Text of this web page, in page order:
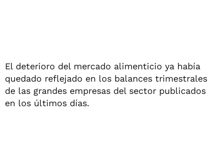
El deterioro del mercado alimenticio ya había
quedado reflejado en los balances trimestrales
de las grandes empresas del sector publicados
en los últimos días.